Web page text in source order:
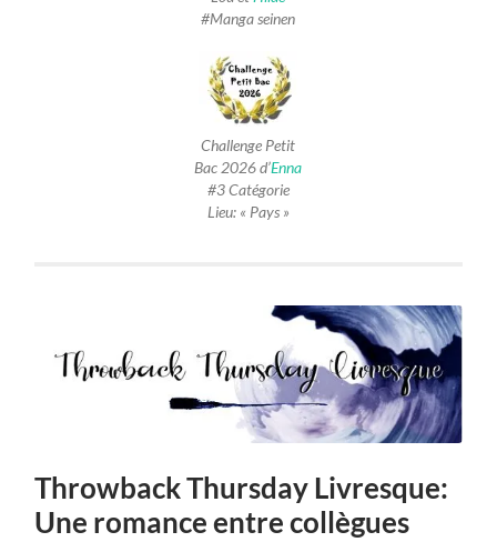
#Manga seinen
Challenge Petit
Bac 2026 d’Enna
#3 Catégorie
Lieu: « Pays »
Throwback Thursday Livresque:
Une romance entre collègues